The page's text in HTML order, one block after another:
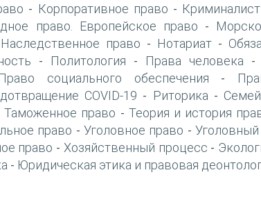
- Корпоративное право -
право. Европейское право -
Наследственное право - Нотариат -
- Политология - Права человека -
Право социального обеспечения -
COVID-19 - Риторика -
Таможенное право - Теория и история
право -Уголовное право -
право - Хозяйственный процесс -
- Юридическая этика и правовая